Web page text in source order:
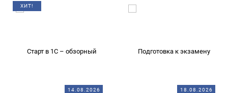
ХИТ!
14.08.2026 18.08.2026